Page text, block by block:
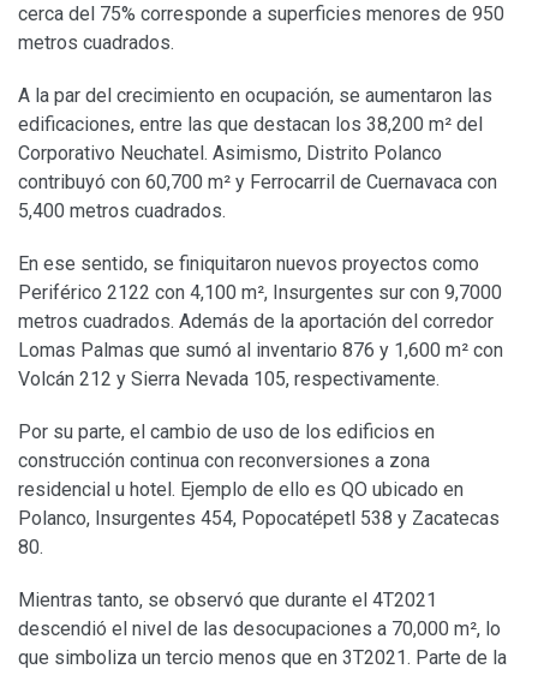
cerca del 75% corresponde a superficies menores de 950
metros cuadrados.
A la par del crecimiento en ocupación, se aumentaron las
edificaciones, entre las que destacan los 38,200 m² del
Corporativo Neuchatel. Asimismo, Distrito Polanco
contribuyó con 60,700 m² y Ferrocarril de Cuernavaca con
5,400 metros cuadrados.
En ese sentido, se finiquitaron nuevos proyectos como
Periférico 2122 con 4,100 m², Insurgentes sur con 9,7000
metros cuadrados. Además de la aportación del corredor
Lomas Palmas que sumó al inventario 876 y 1,600 m² con
Volcán 212 y Sierra Nevada 105, respectivamente.
Por su parte, el cambio de uso de los edificios en
construcción continua con reconversiones a zona
residencial u hotel. Ejemplo de ello es QO ubicado en
Polanco, Insurgentes 454, Popocatépetl 538 y Zacatecas
80.
Mientras tanto, se observó que durante el 4T2021
descendió el nivel de las desocupaciones a 70,000 m², lo
que simboliza un tercio menos que en 3T2021. Parte de la